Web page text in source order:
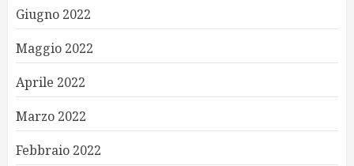
Giugno 2022
Maggio 2022
Aprile 2022
Marzo 2022
Febbraio 2022